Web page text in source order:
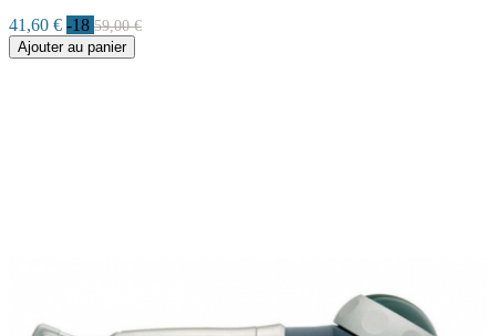
41,60 € -18 59,00 €
Ajouter au panier